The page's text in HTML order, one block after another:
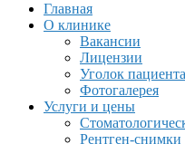
Главная
О клинике
Вакансии
Лицензии
Уголок пациента
Фотогалерея
Услуги и цены
Рентген-снимки